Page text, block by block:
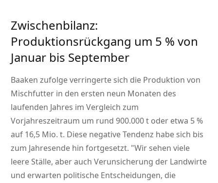
Zwischenbilanz:
Produktionsrückgang um 5 % von
Januar bis September
Baaken zufolge verringerte sich die Produktion von
Mischfutter in den ersten neun Monaten des
laufenden Jahres im Vergleich zum
Vorjahreszeitraum um rund 900.000 t oder etwa 5 %
auf 16,5 Mio. t. Diese negative Tendenz habe sich bis
zum Jahresende hin fortgesetzt. Wir sehen viele
leere Ställe, aber auch Verunsicherung der Landwirte
und erwarten politische Entscheidungen, die